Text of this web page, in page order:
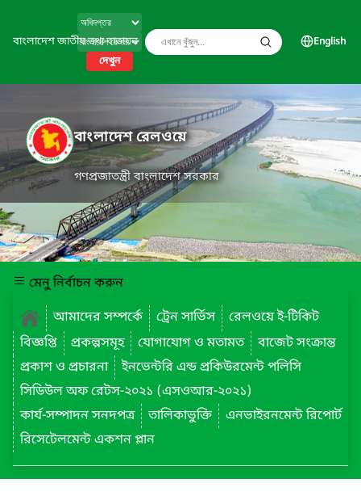
বাংলাদেশ জাতীয় তথ্য বাতায়ন
দেখুন
English
বাংলাদেশ রেলওয়ে
গণপ্রজাতন্ত্রী বাংলাদেশ সরকার
মেনু নির্বাচন করুন
আমাদের সম্পর্কে
ট্রেন সার্ভিস
রেলওয়ে ই-টিকিট
বিজ্ঞপ্তি
প্রকল্পসমূহ যোগাযোগ ও মতামত
বাজেট সংক্রান্ত
প্রকাশ ও প্রচারনা
ইনভেন্টরি এন্ড প্রকিউরমেন্ট পলিসি
সিডিউল অফ রেটস-২০২১ (এসওআর-২০২১)
কার্য-সম্পাদন সনদপত্র
তালিকাভুক্তি
এনভাইরনমেন্ট রিপোর্ট
রিসেটেলমেন্ট একশন প্লান